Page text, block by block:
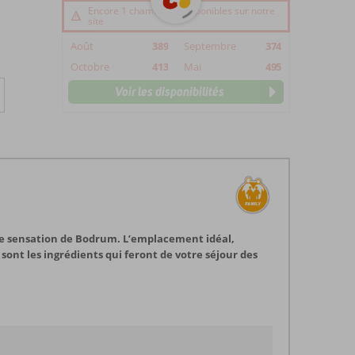
Encore 1 chambre(s) disponibles sur notre
site
Août 389 Septembre
374
Octobre
413 Mai 495
Voir les disponibilités
de Bodrum. L’emplacement idéal,
les ingrédients qui feront de votre séjour des